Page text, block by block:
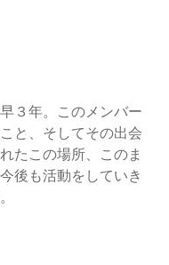
３年。このメンバー
と、そしてその出会
たこの場所、このま
後も活動をしていき